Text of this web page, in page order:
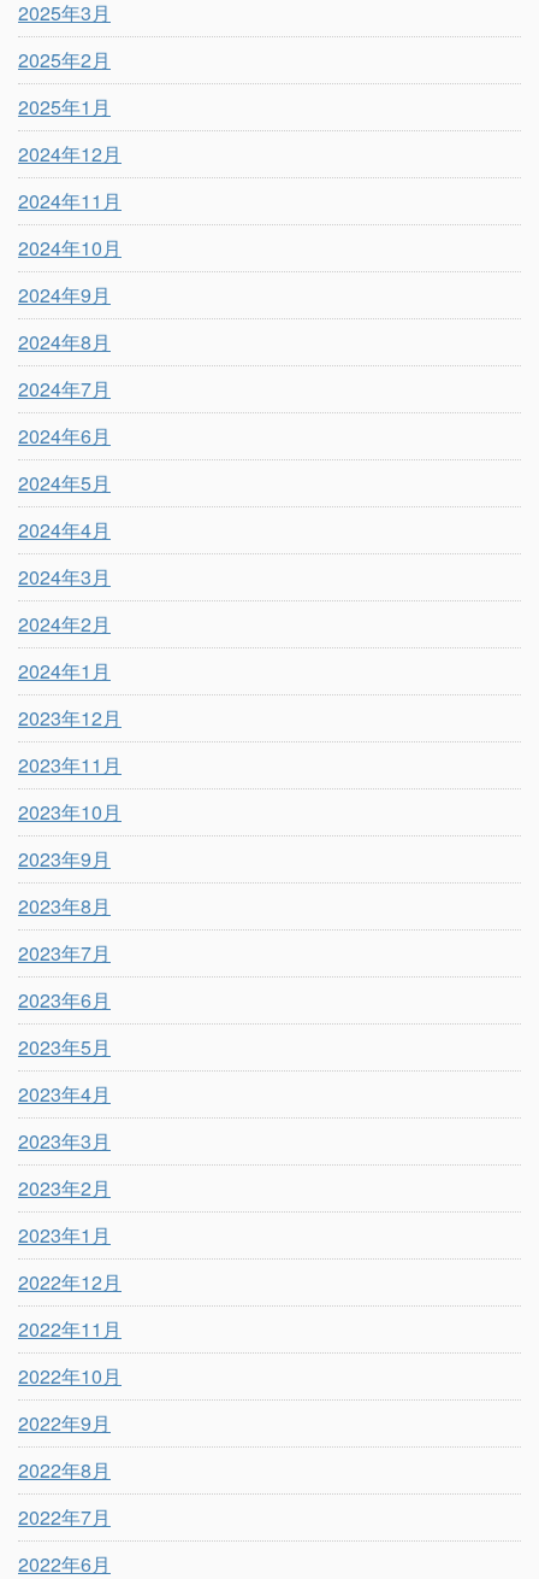
2025年3月
2025年2月
2025年1月
2024年12月
2024年11月
2024年10月
2024年9月
2024年8月
2024年7月
2024年6月
2024年5月
2024年4月
2024年3月
2024年2月
2024年1月
2023年12月
2023年11月
2023年10月
2023年9月
2023年8月
2023年7月
2023年6月
2023年5月
2023年4月
2023年3月
2023年2月
2023年1月
2022年12月
2022年11月
2022年10月
2022年9月
2022年8月
2022年7月
2022年6月